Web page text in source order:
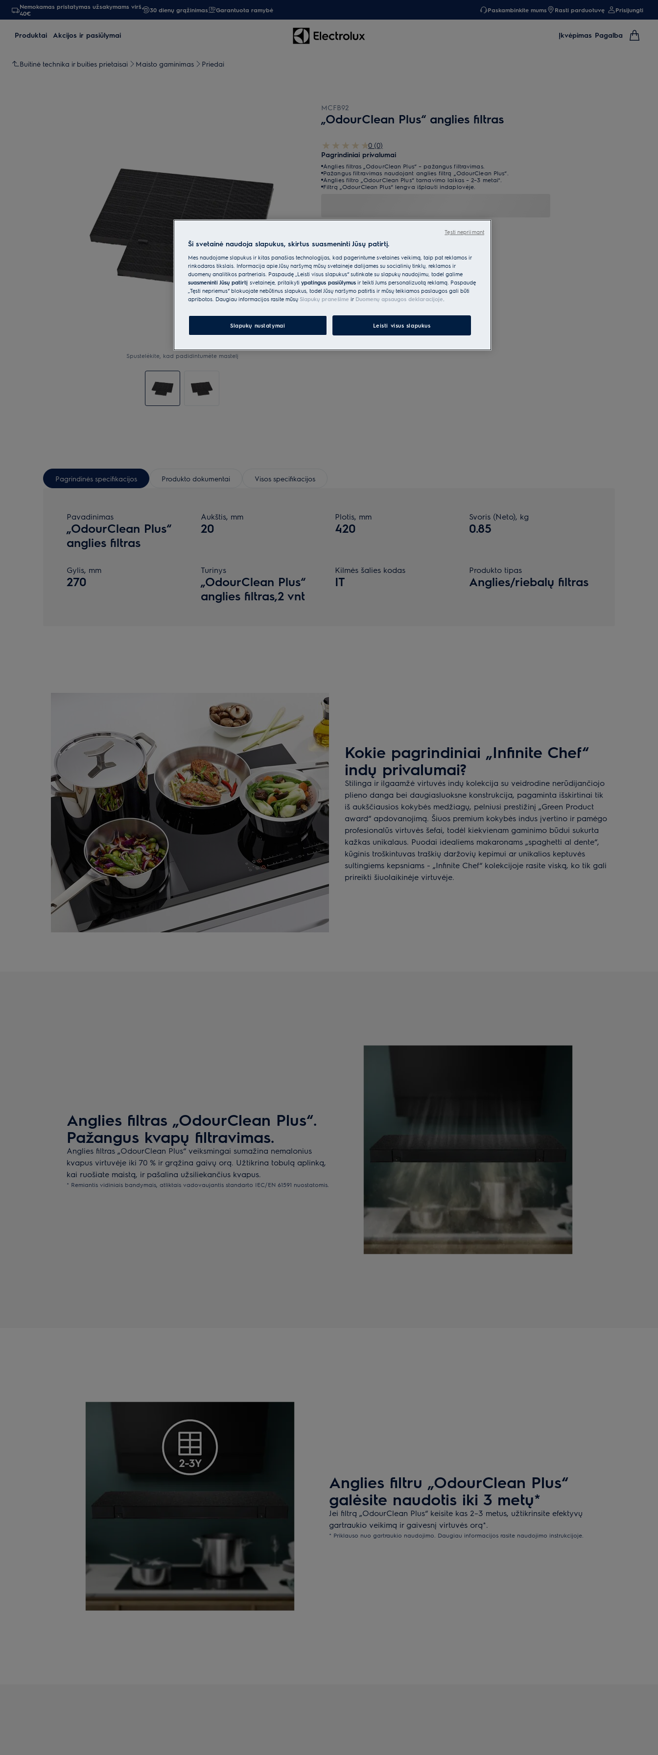
Nemokamas pristatymas užsakymams virš
40€
30 dienų grąžinimas Garantuota ramybė Paskambinkite mums Rasti parduotuvę Prisijungti
Produktai Akcijos ir pasiūlymai Įkvėpimas Pagalba
Buitinė technika ir buities prietaisai Maisto gaminimas Priedai
Spustelėkite, kad padidintumėte mastelį
MCFB92
„OdourClean Plus“ anglies filtras
0 (0)
Pagrindiniai privalumai
Anglies filtras „OdourClean Plus“ – pažangus filtravimas.
Pažangus filtravimas naudojant anglies filtrą „OdourClean Plus“.
Anglies filtro „OdourClean Plus“ tarnavimo laikas – 2–3 metai*.
Filtrą „OdourClean Plus“ lengva išplauti indaplovėje.
Pagrindinės specifikacijos Produkto dokumentai Visos specifikacijos
Pavadinimas
„OdourClean Plus“
anglies filtras
Aukštis, mm
20
Plotis, mm
420
Svoris (Neto), kg
0.85
Gylis, mm
270
Turinys
„OdourClean Plus“
anglies filtras,2 vnt
Kilmės šalies kodas
IT
Produkto tipas
Anglies/riebalų filtras
Kokie pagrindiniai „Infinite Chef“
indų privalumai?
Stilinga ir ilgaamžė virtuvės indų kolekcija su veidrodine nerūdijančiojo
plieno danga bei daugiasluoksne konstrukcija, pagaminta išskirtinai tik
iš aukščiausios kokybės medžiagų, pelniusi prestižinį „Green Product
award“ apdovanojimą. Šiuos premium kokybės indus įvertino ir pamėgo
profesionalūs virtuvės šefai, todėl kiekvienam gaminimo būdui sukurta
kažkas unikalaus. Puodai idealiems makaronams „spaghetti al dente“,
kūginis troškintuvas traškių daržovių kepimui ar unikalios keptuvės
sultingiems kepsniams - „Infinite Chef“ kolekcijoje rasite viską, ko tik gali
prireikti šiuolaikinėje virtuvėje.
Anglies filtras „OdourClean Plus“.
Pažangus kvapų filtravimas.
Anglies filtras „OdourClean Plus“ veiksmingai sumažina nemalonius
kvapus virtuvėje iki 70 % ir grąžina gaivų orą. Užtikrina tobulą aplinką,
kai ruošiate maistą, ir pašalina užsiliekančius kvapus.
* Remiantis vidiniais bandymais, atliktais vadovaujantis standarto IEC/EN 61591 nuostatomis.
Anglies filtru „OdourClean Plus“
galėsite naudotis iki 3 metų*
Jei filtrą „OdourClean Plus“ keisite kas 2–3 metus, užtikrinsite efektyvų
gartraukio veikimą ir gaivesnį virtuvės orą*.
* Priklauso nuo gartraukio naudojimo. Daugiau informacijos rasite naudojimo instrukcijoje.
Ši svetainė naudoja slapukus, skirtus suasmeninti Jūsų patirtį.
Mes naudojame slapukus ir kitas panašias technologijas, kad pagerintume svetainės veikimą, taip pat reklamos ir
rinkodaros tikslais. Informacija apie Jūsų naršymą mūsų svetainėje dalijamės su socialinių tinklų, reklamos ir
duomenų analitikos partneriais. Paspaudę „Leisti visus slapukus“ sutinkate su slapukų naudojimu, todėl galime
suasmeninti Jūsų patirtį svetainėje, pritaikyti ypatingus pasiūlymus ir teikti Jums personalizuotą reklamą. Paspaudę
„Tęsti nepriėmus“ blokuojate nebūtinus slapukus, todėl Jūsų naršymo patirtis ir mūsų teikiamos paslaugos gali būti
apribotos. Daugiau informacijos rasite mūsų Slapukų pranešime ir Duomenų apsaugos deklaracijoje.
Slapukų nustatymai Leisti visus slapukus
Tęsti nepriimant